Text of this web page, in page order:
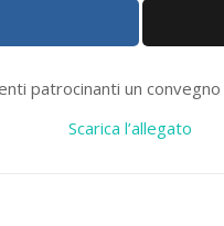
patrocinanti un
Scarica l’allegato